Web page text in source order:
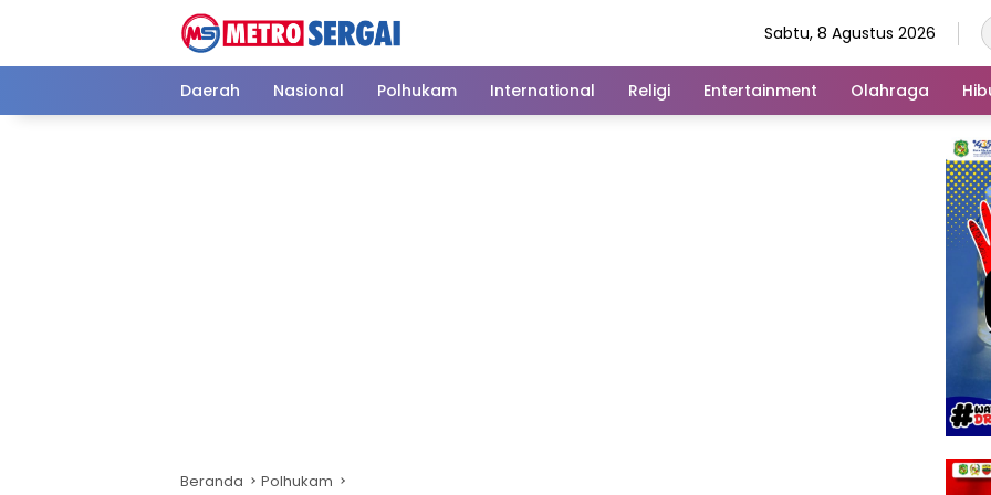
Sabtu, 8 Agustus 2026
Daerah Nasional Polhukam International Religi Entertainment Olahraga
Beranda Polhukam